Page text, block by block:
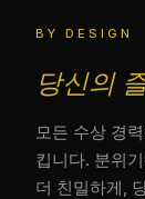
BY DESIGN
당신의
모든 수상 경
킵니다. 분위
더 친밀하게,